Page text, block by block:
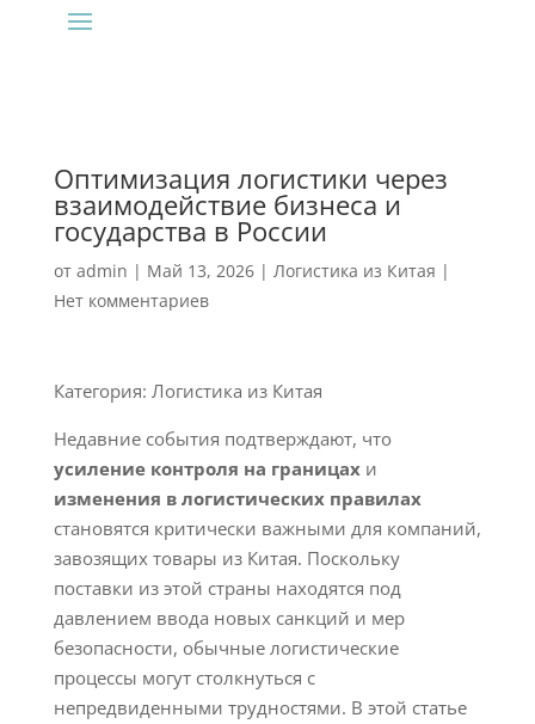
Оптимизация логистики через
взаимодействие бизнеса и
государства в России
от admin | Май 13, 2026| Логистика из Китая |
Нет комментариев
Категория: Логистика из Китая
Недавние события подтверждают, что
усиление контроля на границахи
изменения в логистических правилах
становятся критически важными для компаний,
завозящих товары из Китая. Поскольку
поставки из этой страны находятся под
давлением ввода новых санкций и мер
безопасности, обычные логистические
процессы могут столкнуться с
непредвиденными трудностями. В этой статье